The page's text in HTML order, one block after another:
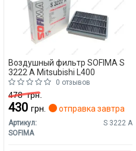
Воздушный фильтр SOFIMA S
3222 A Mitsubishi L400
0 отзывов
478грн.
430 грн. отправка завтра
Артикул:
S 3222 A
SOFIMA